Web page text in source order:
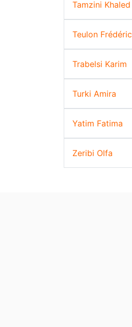
Tamzini Khaled
Teulon Frédéric
Trabelsi Karim
Turki Amira
Yatim Fatima
Zeribi Olfa